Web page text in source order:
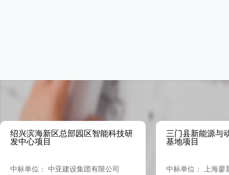
绍兴滨海新区总部园区智能科技研
发中心项目
中标单位： 中亚建设集团有限公司
三门县新能源与
基地项目
中标单位： 上海廖